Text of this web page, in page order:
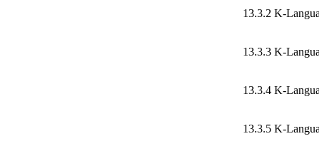
13.3.2 K-
13.3.3 K-
13.3.4 K-
13.3.5 K-